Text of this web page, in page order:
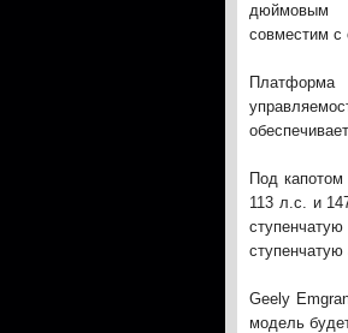
дюймовым
совместим с
Под
113 л.с. и
Geely
модель